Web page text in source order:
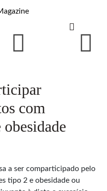
com
a ser comparticipado pelo
tipo 2 e obesidade ou